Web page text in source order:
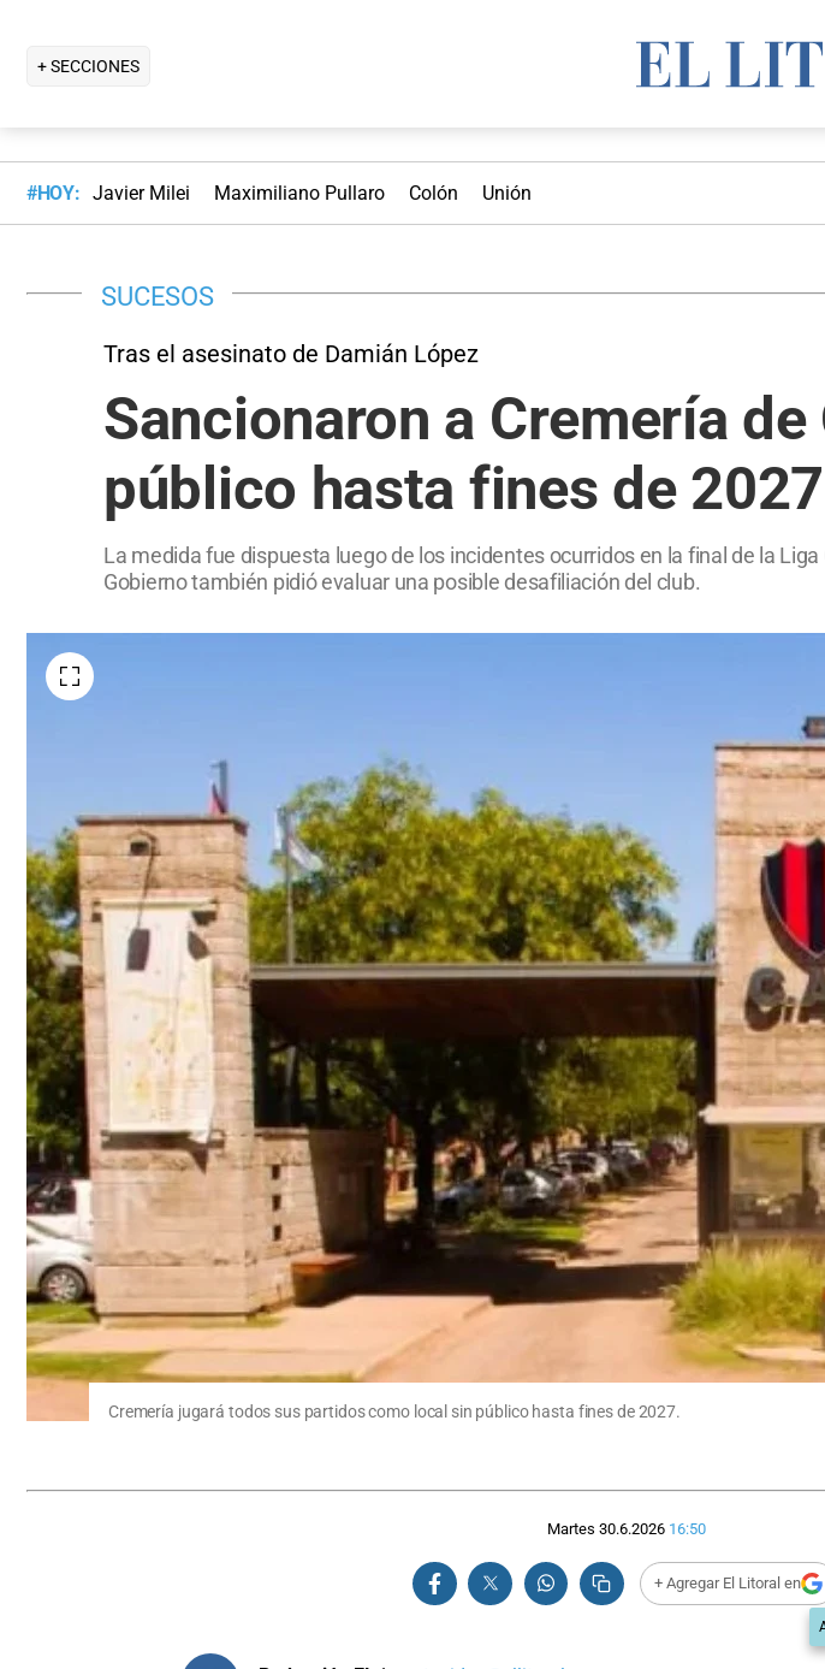
+ SECCIONES
#HOY: Javier Milei Maximiliano Pullaro Colón Unión
SUCESOS
Tras el asesinato de Damián López
Sancionaron a Cremería
público hasta fines de 2027
La medida fue dispuesta luego de los incidentes ocurridos en la final de la
Gobierno también pidió evaluar una posible desafiliación del club.
Cremería jugará todos sus partidos como local sin público hasta fines de 2027.
Martes 30.6.2026 16:50
+ Agregar El Litoral en